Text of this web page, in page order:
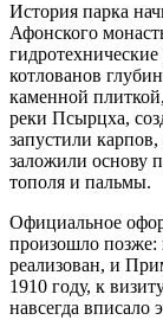
История парка
Афонского
котлованов
каменной
реки Псырцха,
запустили
заложили основу
тополя и пальмы.
Официальное
произошло позже:
реализован, и
1910 году, к
навсегда вписало